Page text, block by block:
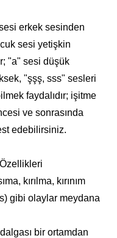
erkek sesinden
sesi yetişkin
"a" sesi düşük
"şşş, sss" sesleri
faydalıdır; işitme
ve sonrasında
edebilirsiniz.
kırılma, kırınım
gibi olaylar meydana
bir ortamdan